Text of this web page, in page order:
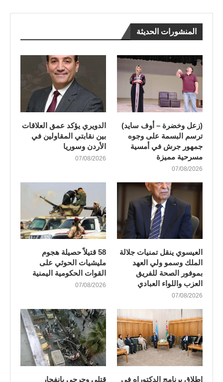
المنشورات الحديثة
(زعل وخضرة – أوف سايد)
ترسم البسمة على وجوه
جمهور جرش في أمسية
مسرحية مميزة
07/08/2026
الدويري يؤكد عمق العلاقات
بين نقابتي المقاولين في
الأردن وسوريا
07/08/2026
العيسوي ينقل تمنيات جلالة
الملك وسمو ولي العهد
بموفور الصحة للفريق
العزب واللواء العبادي
07/08/2026
58 قتيلاً حصيلة هجوم
مليشيات الحوثي على
القوات الحكومية اليمنية
07/08/2026
إطلاق برنامج الدكتوراه في
قتلى وجرحى بانفجار